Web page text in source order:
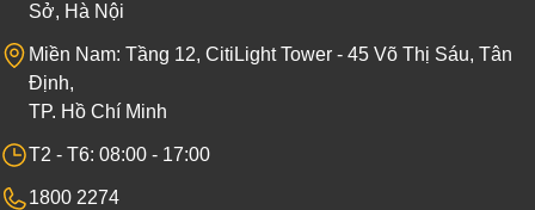
Sở, Hà Nội
Miền Nam: Tầng 12, CitiLight Tower - 45 Võ Thị Sáu, Tân
Định,
TP. Hồ Chí Minh
T2 - T6: 08:00 - 17:00
1800 2274